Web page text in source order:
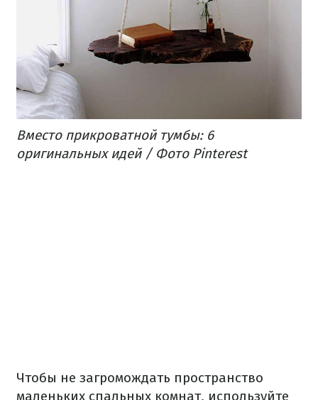
Вместо прикроватной тумбы: 6
оригинальных идей / Фото Pinterest
Чтобы не загромождать пространство
маленьких спальных комнат, используйте